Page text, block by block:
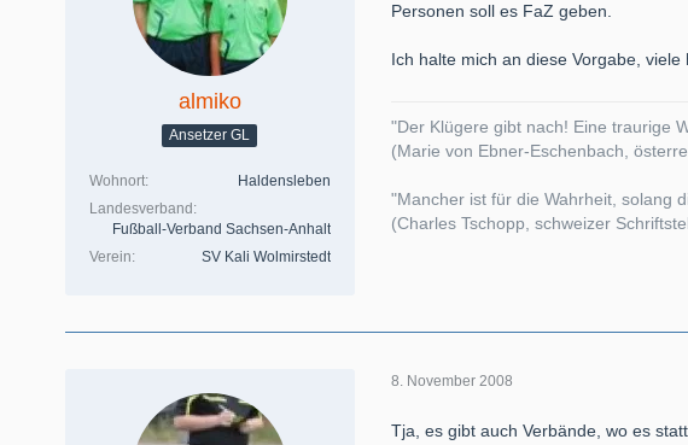
almiko
Ansetzer GL
Wohnort
Haldensleben
Landesverband
Fußball-Verband Sachsen-Anhalt
Verein
SV Kali Wolmirstedt
Personen soll es FaZ geben.
Ich halte mich an diese Vorgabe,
"Der Klügere gibt nach! Eine traurige
(Marie von Ebner-Eschenbach,
"Mancher ist für die Wahrheit, solang
(Charles Tschopp, schweizer
8. November 2008
Tja, es gibt auch Verbände, wo es